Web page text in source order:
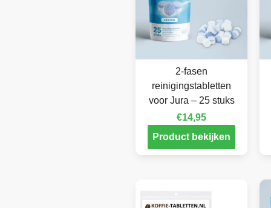
2-fasen
reinigingstabletten
voor Jura – 25 stuks
€14,95
Product bekijken